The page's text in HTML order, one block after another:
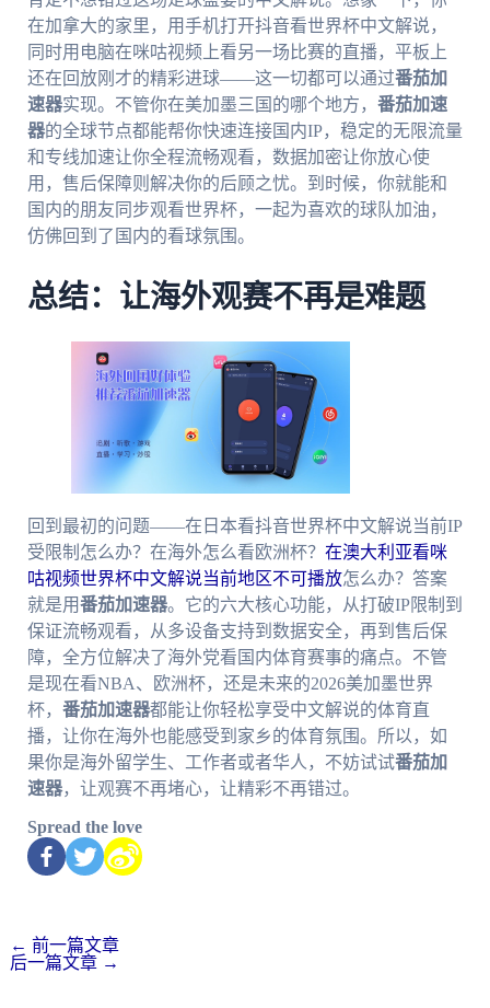
在加拿大的家里，用手机打开抖音看世界杯中文解说，
同时用电脑在咪咕视频上看另一场比赛的直播，平板上
还在回放刚才的精彩进球——这一切都可以通过番茄加
速器实现。不管你在美加墨三国的哪个地方， 番茄加速
器的全球节点都能帮你快速连接国内IP，稳定的无限流量
和专线加速让你全程流畅观看，数据加密让你放心使
用，售后保障则解决你的后顾之忧。到时候，你就能和
国内的朋友同步观看世界杯，一起为喜欢的球队加油，
仿佛回到了国内的看球氛围。
总结：让海外观赛不再是难题
回到最初的问题——在日本看抖音世界杯中文解说当前IP
受限制怎么办？在海外怎么看欧洲杯？ 在澳大利亚看咪
咕视频世界杯中文解说当前地区不可播放怎么办？答案
就是用番茄加速器。它的六大核心功能，从打破IP限制到
保证流畅观看，从多设备支持到数据安全，再到售后保
障，全方位解决了海外党看国内体育赛事的痛点。不管
是现在看NBA、欧洲杯，还是未来的2026美加墨世界
杯， 番茄加速器都能让你轻松享受中文解说的体育直
播，让你在海外也能感受到家乡的体育氛围。所以，如
果你是海外留学生、工作者或者华人，不妨试试番茄加
速器，让观赛不再堵心，让精彩不再错过。
Spread the love
← 前一篇文章
后一篇文章 →